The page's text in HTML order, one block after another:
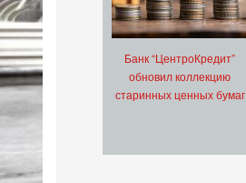
Банк “ЦентроКредит”
обновил коллекцию
старинных ценных бумаг